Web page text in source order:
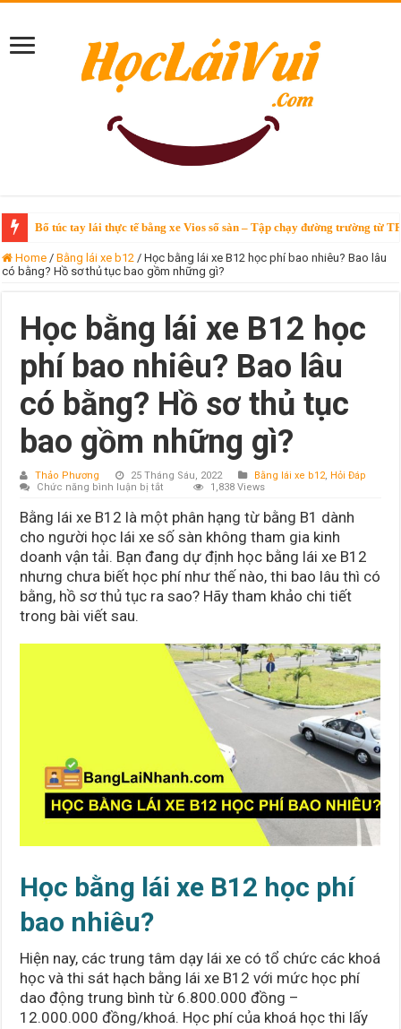
Bổ túc tay lái thực tế bằng xe Vios số sàn – Tập chạy đường trường từ
Bổ túc tay lái Vinfast VF3 – chỉ 250k/giờ tại TPHCM
Home / Bằng lái xe b12 / Học bằng lái xe B12 học phí bao nhiêu? Bao lâu
có bằng? Hồ sơ thủ tục bao gồm những gì?
Học bằng lái xe B12 học
phí bao nhiêu? Bao lâu
có bằng? Hồ sơ thủ tục
bao gồm những gì?
Thảo Phương 25 Tháng Sáu, 2022 Bằng lái xe b12, Hỏi Đáp
Chức năng bình luận bị tắt
bằng
lái
xe
B12
học
phí
bao
nhiêu?
Bao
Hồ
sơ
thủ
1,838 Views
Bằng lái xe B12 là một phân hạng từ bằng B1 dành
cho người học lái xe số sàn không tham gia kinh
doanh vận tải. Bạn đang dự định học bằng lái xe B12
nhưng chưa biết học phí như thế nào, thi bao lâu thì có
bằng, hồ sơ thủ tục ra sao? Hãy tham khảo chi tiết
trong bài viết sau.
Học bằng lái xe B12 học phí
bao nhiêu?
Hiện nay, các trung tâm dạy lái xe có tổ chức các khoá
học và thi sát hạch bằng lái xe B12 với mức học phí
dao động trung bình từ 6.800.000 đồng –
12.000.000 đồng/khoá. Học phí của khoá học thi lấy